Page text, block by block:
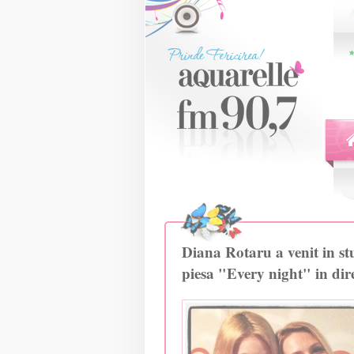
Diana Rotaru a venit in
piesa "Every night" in